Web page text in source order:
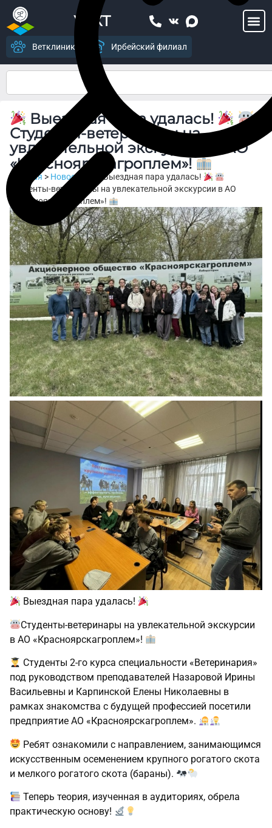
УСХТ
Ветклиника Ирбейский филиал
Выездная пара удалась!
Студенты‑ветеринары на
увлекательной экскурсии в АО
«Красноярскагроплем»!
Главная > Новости
Выездная пара удалась!
Студенты‑ветеринары на увлекательной экскурсии в АО
«Красноярскагроплем»!
Выездная пара удалась!
Студенты‑ветеринары на увлекательной экскурсии
в АО «Красноярскагроплем»!
Студенты 2‑го курса специальности «Ветеринария»
под руководством преподавателей Назаровой Ирины
Васильевны и Карпинской Елены Николаевны в
рамках знакомства с будущей профессией посетили
предприятие АО «Красноярскагроплем».
Ребят ознакомили с направлением, занимающимся
искусственным осеменением крупного рогатого скота
и мелкого рогатого скота (бараны).
Теперь теория, изученная в аудиториях, обрела
практическую основу!